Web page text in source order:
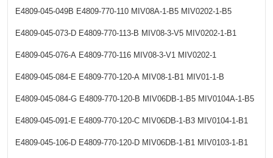
E4809-045-049B E4809-770-110 MIV08A-1-B5 MIV0202-1-B5
E4809-045-073-D E4809-770-113-B MIV08-3-V5 MIV0202-1-B1
E4809-045-076-A E4809-770-116 MIV08-3-V1 MIV0202-1
E4809-045-084-E E4809-770-120-A MIV08-1-B1 MIV01-1-B
E4809-045-084-G E4809-770-120-B MIV06DB-1-B5 MIV0104A-1-B5
E4809-045-091-E E4809-770-120-C MIV06DB-1-B3 MIV0104-1-B1
E4809-045-106-D E4809-770-120-D MIV06DB-1-B1 MIV0103-1-B1